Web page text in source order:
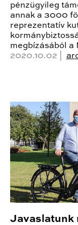
pénzügyileg
annak a 3000
reprezentatív
megbízásából a
2020.10.02 |
Javaslatunk